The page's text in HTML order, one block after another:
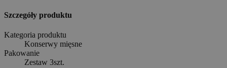
Szczegóły produktu
Kategoria produktu
Konserwy mięsne
Pakowanie
Zestaw 3szt.